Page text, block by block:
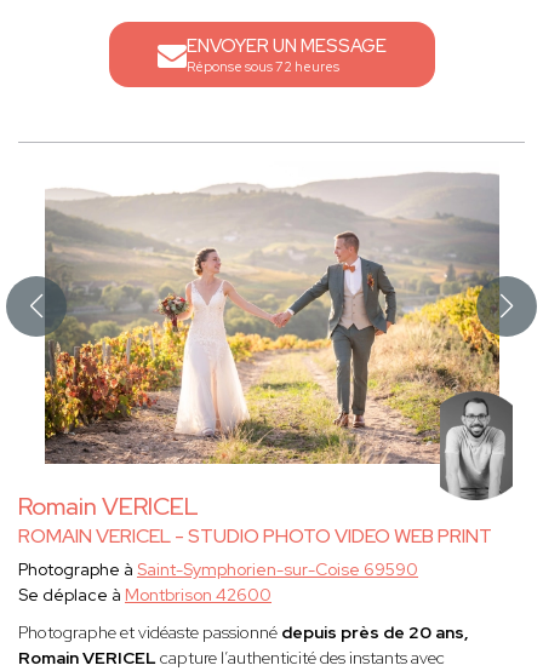
ENVOYER UN MESSAGE
Réponse sous 72 heures
Romain VERICEL
ROMAIN VERICEL - STUDIO PHOTO VIDEO WEB PRINT
Photographe à Saint-Symphorien-sur-Coise 69590
Se déplace à Montbrison 42600
Photographe et vidéaste passionné depuis près de 20 ans,
Romain VERICELcapture l’authenticité des instants avec